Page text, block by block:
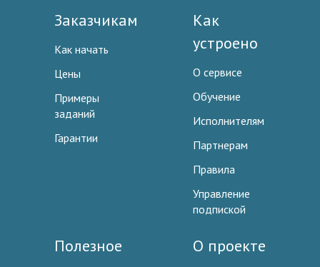
Заказчикам
Как начать
Цены
Примеры
заданий
Гарантии
Как
устроено
О сервисе
Обучение
Исполнителям
Партнерам
Правила
Управление
подпиской
Полезное О проекте